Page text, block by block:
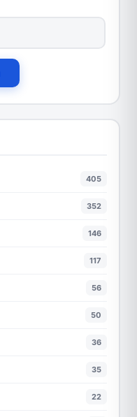
405
352
146
117
56
50
36
35
22